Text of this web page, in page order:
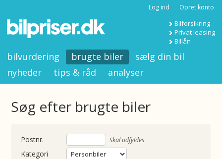
Log ind Opret konto
Bilforsikring
Privat leasing
Billån
bilvurdering brugte biler
sælg din bil
nyheder
tips & råd analyser
Søg efter brugte biler
Skal udfyldes
Kategori